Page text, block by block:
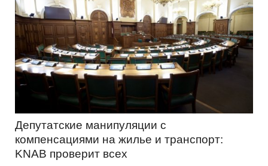
Депутатские манипуляции с
компенсациями на жилье и транспорт:
KNAB проверит всех